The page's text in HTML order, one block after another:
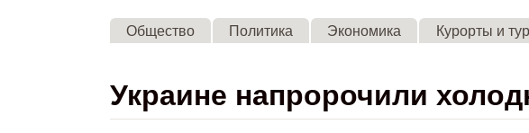
Общество Политика Экономика Курорты и
Украине напророчили